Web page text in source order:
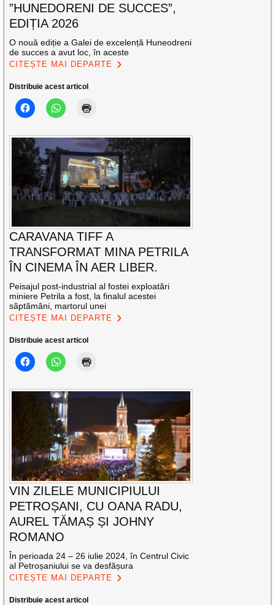
”HUNEDORENI DE SUCCES”,
EDIȚIA 2026
O nouă ediție a Galei de excelență Huneodreni
de succes a avut loc, în aceste
CITEȘTE MAI DEPARTE
Distribuie acest articol
CARAVANA TIFF A
TRANSFORMAT MINA PETRILA
ÎN CINEMA ÎN AER LIBER.
Peisajul post-industrial al fostei exploatări
miniere Petrila a fost, la finalul acestei
săptămâni, martorul unei
CITEȘTE MAI DEPARTE
Distribuie acest articol
VIN ZILELE MUNICIPIULUI
PETROȘANI, CU OANA RADU,
AUREL TĂMAȘ ȘI JOHNY
ROMANO
În perioada 24 – 26 iulie 2024, în Centrul Civic
al Petroșaniului se va desfășura
CITEȘTE MAI DEPARTE
Distribuie acest articol